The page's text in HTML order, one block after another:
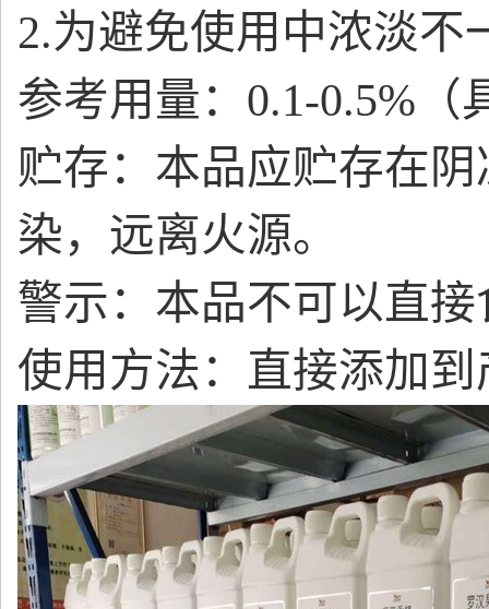
2.为避免使用中浓淡不
参考用量：0.1-0.5%
贮存：本品应贮存在
染，远离火源。
警示：本品不可以直
使用方法：直接添加